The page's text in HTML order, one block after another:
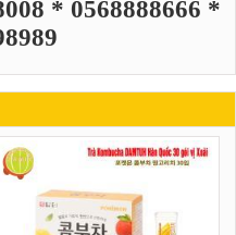
* 0568888666 *